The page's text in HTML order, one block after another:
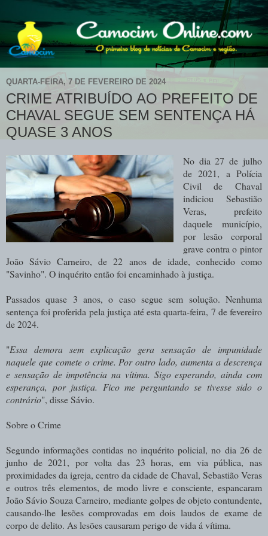
QUARTA-FEIRA, 7 DE FEVEREIRO DE 2024
CRIME ATRIBUÍDO AO PREFEITO DE
CHAVAL SEGUE SEM SENTENÇA HÁ
QUASE 3 ANOS
No dia 27 de julho
de 2021, a Polícia
Civil de Chaval
indiciou Sebastião
Veras, prefeito
daquele município,
por lesão corporal
grave contra o pintor
João Sávio Carneiro, de 22 anos de idade, conhecido como
"Savinho". O inquérito então foi encaminhado à justiça.
Passados quase 3 anos, o caso segue sem solução. Nenhuma
sentença foi proferida pela justiça até esta quarta-feira, 7 de fevereiro
de 2024.
"Essa demora sem explicação gera sensação de impunidade
naquele que comete o crime. Por outro lado, aumenta a descrença
e sensação de impotência na vítima. Sigo esperando, ainda com
esperança, por justiça. Fico me perguntando se tivesse sido o
contrário", disse Sávio.
Sobre o Crime
Segundo informações contidas no inquérito policial, no dia 26 de
junho de 2021, por volta das 23 horas, em via pública, nas
proximidades da igreja, centro da cidade de Chaval, Sebastião Veras
e outros três elementos, de modo livre e consciente, espancaram
João Sávio Souza Carneiro, mediante golpes de objeto contundente,
causando-lhe lesões comprovadas em dois laudos de exame de
corpo de delito. As lesões causaram perigo de vida á vítima.